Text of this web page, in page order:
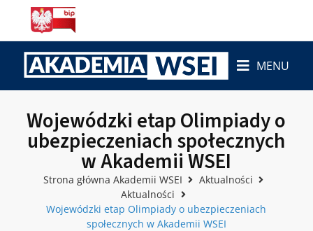
MENU
Wojewódzki etap Olimpiady o
ubezpieczeniach społecznych
w Akademii WSEI
Strona główna Akademii WSEI
Aktualności
Aktualności
Wojewódzki etap Olimpiady o ubezpieczeniach
społecznych w Akademii WSEI